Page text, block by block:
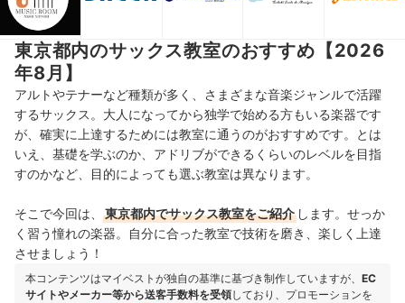
東京都内のサックス教室のおすすめ【2026
年8月】
アルトやテナーなど種類が多く、さまざまな音楽ジャンルで活躍
するサックス。大人になってから独学で始める方もいる楽器です
が、確実に上達するためには教室に通うのがおすすめです。とは
いえ、基礎を学ぶのか、アドリブができるくらいのレベルを目指
すのかなど、目的によっても選ぶ教室は異なります。
そこで今回は、 東京都内でサックス教室をご紹介 します。せっか
く習う憧れの楽器。自分に合った教室で技術を磨き、楽しく上達
させましょう！
本コンテンツはマイベストが独自の基準に基づき制作していますが、 EC
サイトやメーカー等から送客手数料を受領しており、プロモーションを